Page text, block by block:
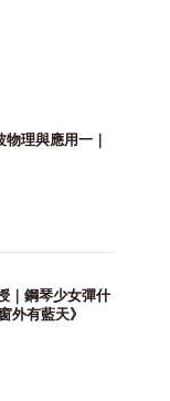
理與應用一｜
｜鋼琴少女彈什
外有藍天》